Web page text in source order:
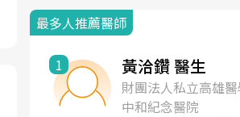
最多人推薦醫師
1 黃洽鑽 醫生
財團法人私立高雄
中和紀念醫院